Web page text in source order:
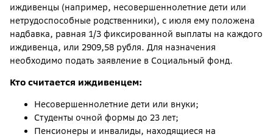
иждивенцы (например, несовершеннолетние дети или
нетрудоспособные родственники), с июля ему положена
надбавка, равная 1/3 фиксированной выплаты на каждого
иждивенца, или 2909,58 рубля. Для назначения
необходимо подать заявление в Социальный фонд.
Кто считается иждивенцем:
Несовершеннолетние дети или внуки;
Студенты очной формы до 23 лет;
Пенсионеры и инвалиды, находящиеся на